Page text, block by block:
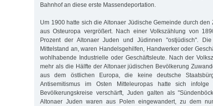
Bahnhof an diese erste Massendeportation.
Um 1900 hatte sich die Altonaer Jüdische Gemeinde durch den
aus Osteuropa vergrößert. Nach einer Volkszählung von
Prozent der Altonaer Juden und Jüdinnen "ostjüdisch".
Mittelstand an, waren Handelsgehilfen, Handwerker oder
wohlhabende Industrielle oder Geschäftsleute. Nach der
mehr als die Hälfte der Altonaer jüdischen Bevölkerung
aus dem östlichen Europa, die keine deutsche
Antisemitismus im Osten Mitteleuropas hatte sich
Bevölkerungskreise verschärft, Juden galten als
Altonaer Juden waren aus Polen eingewandert, zu dem